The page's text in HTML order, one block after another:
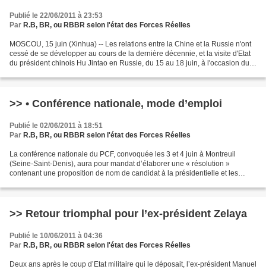
Publié le 22/06/2011 à 23:53
Par R.B, BR, ou RBBR selon l'état des Forces Réelles
MOSCOU, 15 juin (Xinhua) -- Les relations entre la Chine et la Russie n'ont
cessé de se développer au cours de la dernière décennie, et la visite d'Etat
du président chinois Hu Jintao en Russie, du 15 au 18 juin, à l'occasion du
>> • Conférence nationale, mode d’emploi
Publié le 02/06/2011 à 18:51
Par R.B, BR, ou RBBR selon l'état des Forces Réelles
La conférence nationale du PCF, convoquée les 3 et 4 juin à Montreuil
(Seine-Saint-Denis), aura pour mandat d’élaborer une « résolution »
contenant une proposition de nom de candidat à la présidentielle et les
>> Retour triomphal pour l’ex-président Zelaya
Publié le 10/06/2011 à 04:36
Par R.B, BR, ou RBBR selon l'état des Forces Réelles
Deux ans après le coup d’Etat militaire qui le déposait, l’ex-président Manuel